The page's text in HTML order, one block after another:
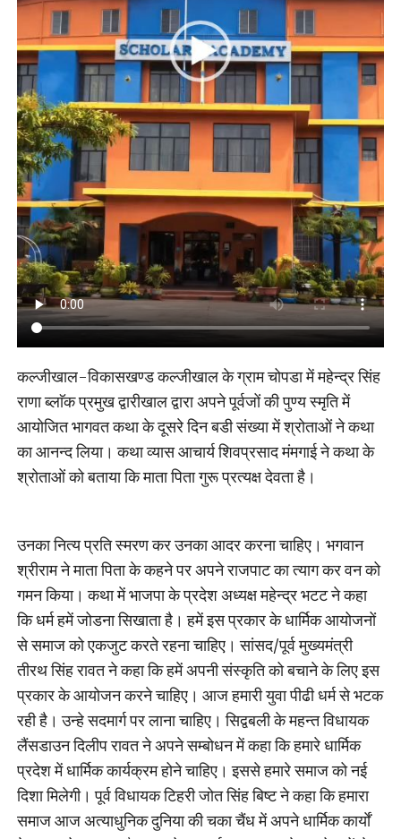
कल्जीखाल-विकासखण्ड कल्जीखाल के ग्राम चोपडा में महेन्द्र सिंह
राणा ब्लाॅक प्रमुख द्वारीखाल द्वारा अपने पूर्वजों की पुण्य स्मृति में
आयोजित भागवत कथा के दूसरे दिन बडी संख्या में श्रोताओं ने कथा
का आनन्द लिया। कथा व्यास आचार्य शिवप्रसाद मंमगाई ने कथा के
श्रोताओं को बताया कि माता पिता गुरू प्रत्यक्ष देवता है।
उनका नित्य प्रति स्मरण कर उनका आदर करना चाहिए। भगवान
श्रीराम ने माता पिता के कहने पर अपने राजपाट का त्याग कर वन को
गमन किया। कथा में भाजपा के प्रदेश अध्यक्ष महेन्द्र भटट ने कहा
कि धर्म हमें जोडना सिखाता है। हमें इस प्रकार के धार्मिक आयोजनों
से समाज को एकजुट करते रहना चाहिए। सांसद/पूर्व मुख्यमंत्री
तीरथ सिंह रावत ने कहा कि हमें अपनी संस्कृति को बचाने के लिए इस
प्रकार के आयोजन करने चाहिए। आज हमारी युवा पीढी धर्म से भटक
रही है। उन्हे सदमार्ग पर लाना चाहिए। सिद्वबली के महन्त विधायक
लैंसडाउन दिलीप रावत ने अपने सम्बोधन में कहा कि हमारे धार्मिक
प्रदेश में धार्मिक कार्यक्रम होने चाहिए। इससे हमारे समाज को नई
दिशा मिलेगी। पूर्व विधायक टिहरी जोत सिंह बिष्ट ने कहा कि हमारा
समाज आज अत्याधुनिक दुनिया की चका चैंध में अपने धार्मिक कार्याें